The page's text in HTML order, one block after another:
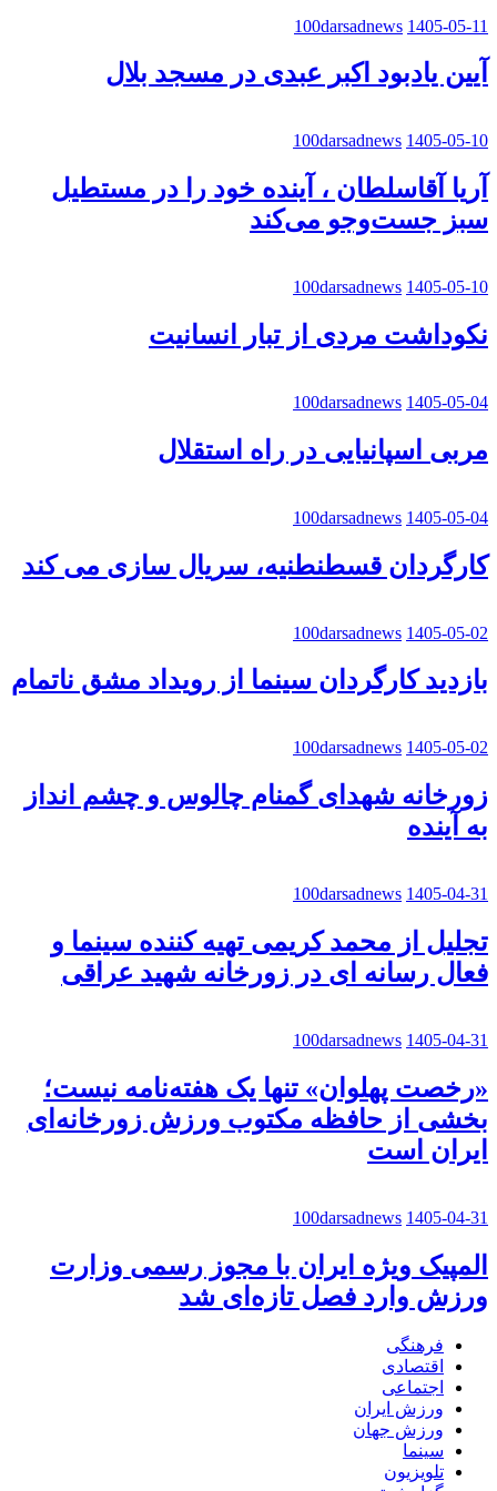
100darsadnews 1405-05-11
آیین یادبود اکبر عبدی در مسجد بلال
100darsadnews 1405-05-10
آریا آقاسلطان ، آینده خود را در مستطیل
سبز جست‌وجو می‌کند
100darsadnews 1405-05-10
نکوداشت مردی از تبار انسانیت
100darsadnews 1405-05-04
مربی اسپانیایی در راه استقلال
100darsadnews 1405-05-04
کارگردان قسطنطنیه، سریال سازی می کند
100darsadnews 1405-05-02
بازدید کارگردان سینما از رویداد مشق ناتمام
100darsadnews 1405-05-02
زورخانه شهدای گمنام چالوس و چشم انداز
به آینده
100darsadnews 1405-04-31
تجلیل از محمد کریمی تهیه کننده سینما و
فعال رسانه ای در زورخانه شهید عراقی
100darsadnews 1405-04-31
«رخصت پهلوان» تنها یک هفته‌نامه نیست؛
بخشی از حافظه مکتوب ورزش زورخانه‌ای
ایران است
100darsadnews 1405-04-31
المپیک ویژه ایران با مجوز رسمی وزارت
ورزش وارد فصل تازه‌ای شد
فرهنگی
اقتصادی
اجتماعی
ورزش ایران
ورزش جهان
سینما
تلویزیون